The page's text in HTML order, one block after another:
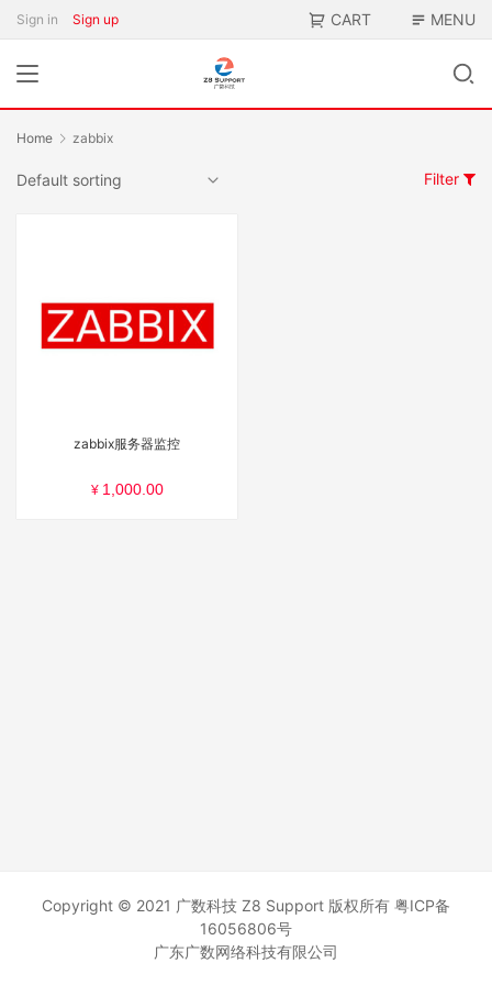
Sign in Sign up CART MENU
Home zabbix
Filter
zabbix服务器监控
¥ 1,000.00
Copyright © 2021 广数科技 Z8 Support 版权所有 粤ICP备
16056806号
广东广数网络科技有限公司